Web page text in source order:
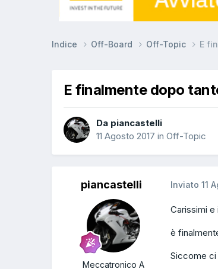
Indice Off-Board Off-Topic E
E finalmente dopo
Da piancastelli
11 Agosto 2017 in Off-Topic
piancastelli
Meccatronico A
Inviato 11
Carissimi e
è
Siccome ci